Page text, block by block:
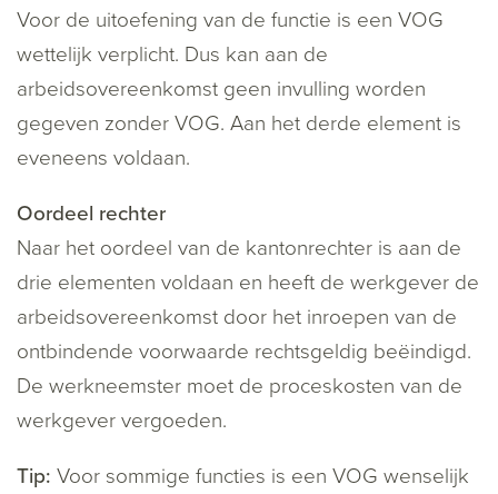
Voor de uitoefening van de functie is een VOG
wettelijk verplicht. Dus kan aan de
arbeidsovereenkomst geen invulling worden
gegeven zonder VOG. Aan het derde element is
eveneens voldaan.
Oordeel rechter
Naar het oordeel van de kantonrechter is aan de
drie elementen voldaan en heeft de werkgever de
arbeidsovereenkomst door het inroepen van de
ontbindende voorwaarde rechtsgeldig beëindigd.
De werkneemster moet de proceskosten van de
werkgever vergoeden.
Tip: Voor sommige functies is een VOG wenselijk